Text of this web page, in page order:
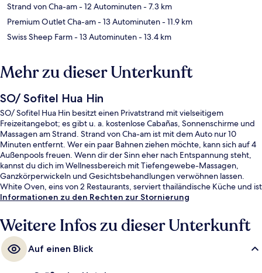
Strand von Cha-am- 12 Autominuten- 7.3 km
Premium Outlet Cha-am- 13 Autominuten- 11.9 km
Swiss Sheep Farm- 13 Autominuten- 13.4 km
Mehr zu dieser Unterkunft
SO/ Sofitel Hua Hin
SO/ Sofitel Hua Hin besitzt einen Privatstrand mit vielseitigem
Freizeitangebot; es gibt u. a. kostenlose Cabañas, Sonnenschirme und
Massagen am Strand. Strand von Cha-am ist mit dem Auto nur 10
Minuten entfernt. Wer ein paar Bahnen ziehen möchte, kann sich auf 4
Außenpools freuen. Wenn dir der Sinn eher nach Entspannung steht,
kannst du dich im Wellnessbereich mit Tiefengewebe-Massagen,
Ganzkörperwickeln und Gesichtsbehandlungen verwöhnen lassen.
White Oven, eins von 2 Restaurants, serviert thailändische Küche und ist
zum Frühstück, Mittagessen und Abendessen geöffnet. Als weitere
Kinderclub, eine Strandbar und einen rund um die Uhr geöffneten
Fitnessbereich. Andere Reisende loben den allgemeinen Zustand der
Unterkunft.
Informationen zu den Rechten zur Stornierung
Weitere Infos zu dieser Unterkunft
Auf einen Blick